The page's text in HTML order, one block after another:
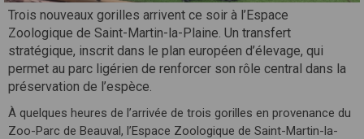
Trois nouveaux gorilles arrivent ce soir à l’Espace
Zoologique de Saint-Martin-la-Plaine. Un transfert
stratégique, inscrit dans le plan européen d’élevage, qui
permet au parc ligérien de renforcer son rôle central dans la
préservation de l’espèce.
À quelques heures de l’arrivée de trois gorilles en provenance du
Zoo-Parc de Beauval, l’Espace Zoologique de Saint-Martin-la-